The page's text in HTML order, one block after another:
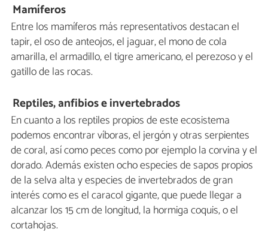
Mamíferos
Entre los mamíferos más representativos destacan el
tapir, el oso de anteojos, el jaguar, el mono de cola
amarilla, el armadillo, el tigre americano, el perezoso y el
gatillo de las rocas.
Reptiles, anfibios e invertebrados
En cuanto a los reptiles propios de este ecosistema
podemos encontrar víboras, el jergón y otras serpientes
de coral, así como peces como por ejemplo la corvina y el
dorado. Además existen ocho especies de sapos propios
de la selva alta y especies de invertebrados de gran
interés como es el caracol gigante, que puede llegar a
alcanzar los 15 cm de longitud, la hormiga coquis, o el
cortahojas.